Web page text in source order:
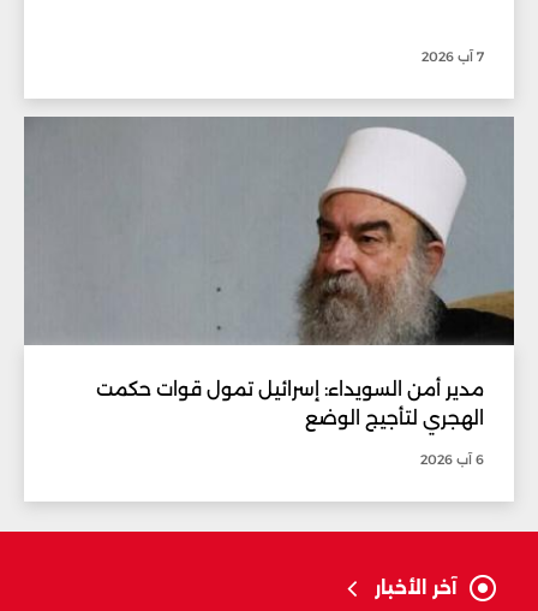
7 آب 2026
مدير أمن السويداء: إسرائيل تمول قوات حكمت
الهجري لتأجيج الوضع
6 آب 2026
آخر الأخبار